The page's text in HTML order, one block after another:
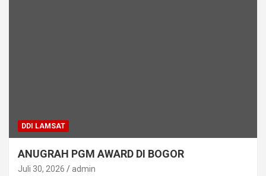
DDI LAMSAT
ANUGRAH PGM AWARD DI BOGOR
Juli 30, 2026 admin